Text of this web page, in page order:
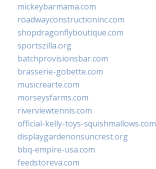
mickeybarmama.com
roadwayconstructioninc.com
shopdragonflyboutique.com
sportszilla.org
batchprovisionsbar.com
brasserie-gobette.com
musicrearte.com
morseysfarms.com
riverviewtennis.com
official-kelly-toys-squishmallows.com
displaygardenonsuncrest.org
bbq-empire-usa.com
feedstoreva.com